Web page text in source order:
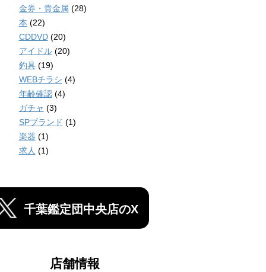
金券・貴金属 (28)
本 (22)
CDDVD(20)
アイドル(20)
釣具(19)
WEBチラシ (4)
年齢確認(4)
ガチャ (3)
SPブランド (1)
楽器 (1)
求人 (1)
千葉鑑定団中央店のX
店舗情報